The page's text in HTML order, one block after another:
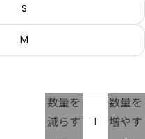
S
M
数量を
減らす
数量を
増やす